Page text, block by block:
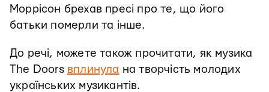
Моррісон брехав пресі про те, що його
батьки померли та інше.
До речі, можете також прочитати, як музика
The Doors вплинула на творчість молодих
українських музикантів.